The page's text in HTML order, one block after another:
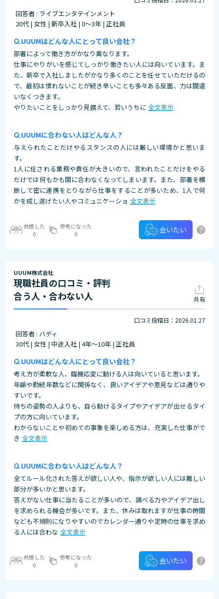
回答者 : ライブエンタテインメント
20代 | 女性 | 新卒入社 | 0～3年 | 正社員
UUUMはどんな人にとって良い会社？
部署によって働き方がかなり異なります。
仕事にやりがいを感じてしっかり働きたい人には向いています。ま
た、新卒で入社しましたがかなり多くのことを任せていただけるの
で、最初は慣れないことが続き辛いことも多々ある反面、力は間違
いなくつきます。
やりたいことをしっかり見据えて、若いうちに 全文表示
UUUMに合わない人はどんな人？
与えられたことだけやるスタンスの人には厳しい環境かと思いま
す。
1人に任される業務や責任が大きいので、言われたことだけをやる
だけでは何もかも間に合わなくなってしまいます。また、部署を横
断して密に連携をとりながら仕事をすることが多いため、1人で何
かを成し遂げたい人やコミュニケーショ 全文表示
共感した
0
参考になった
0
会いたい ?
UUUM株式会社
現職社員の口コミ・評判
合う人・合わない人
共有
口コミ投稿日：2026.01.27
回答者 : バディ
30代 | 女性 | 中途入社 | 4年～10年 | 正社員
UUUMはどんな人にとって良い会社？
考え方が柔軟な人、臨機応変に動ける人は向いていると思います。
年齢や勤続年数などに関係なく、良いアイデアや意見などは通りや
すいです。
待ちの姿勢の人よりも、自ら動けるタイプやアイデアが出せるタイ
プの方に向いています。
わからないことや初めての事象を楽しめる方は、充実した仕事がで
き 全文表示
UUUMに合わない人はどんな人？
全てルール化された答えが欲しい人や、指示が欲しい人には難しい
部分が多いかと思います。
答えがない仕事に当たることが多いので、調べる力やアイデア出し
を求められる機会が多いです。また、休みは取れますが仕事の時間
なども不規則になりやすいのでカレンダー通りや定時の仕事を求め
る人には合わな 全文表示
共感した
0
参考になった
0
会いたい ?